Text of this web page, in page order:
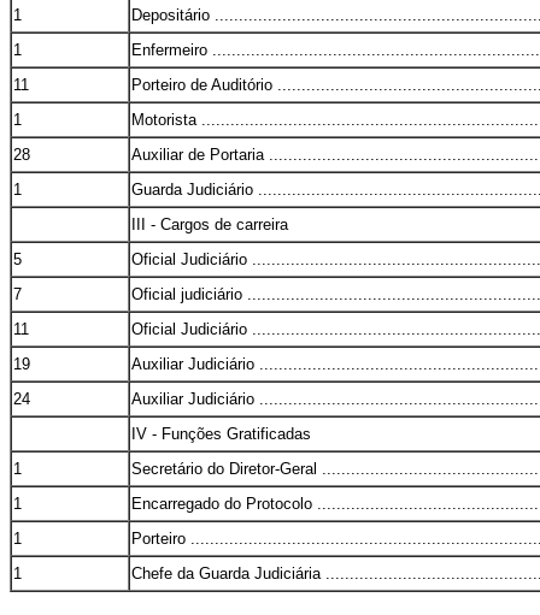
1
Depositário
1
Enfermeiro
11
Porteiro de Auditório
1
Motorista
28
Auxiliar de Portaria
1
Guarda Judiciário
III - Cargos de carreira
5
Oficial Judiciário
7
Oficial judiciário
11
Oficial Judiciário
19
Auxiliar Judiciário
24
Auxiliar Judiciário
IV - Funções Gratificadas
1
Secretário do Diretor-Geral
1
Encarregado do Protocolo
1
Porteiro
1
Chefe da Guarda Judiciária